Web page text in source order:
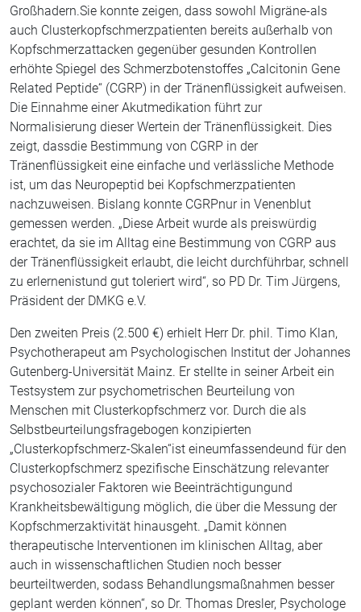
Großhadern.Sie konnte zeigen, dass sowohl Migräne-als
auch Clusterkopfschmerzpatienten bereits außerhalb von
Kopfschmerzattacken gegenüber gesunden Kontrollen
erhöhte Spiegel des Schmerzbotenstoffes „Calcitonin Gene
Related Peptide“ (CGRP) in der Tränenflüssigkeit aufweisen.
Die Einnahme einer Akutmedikation führt zur
Normalisierung dieser Wertein der Tränenflüssigkeit. Dies
zeigt, dassdie Bestimmung von CGRP in der
Tränenflüssigkeit eine einfache und verlässliche Methode
ist, um das Neuropeptid bei Kopfschmerzpatienten
nachzuweisen. Bislang konnte CGRPnur in Venenblut
gemessen werden. „Diese Arbeit wurde als preiswürdig
erachtet, da sie im Alltag eine Bestimmung von CGRP aus
der Tränenflüssigkeit erlaubt, die leicht durchführbar, schnell
zu erlernenistund gut toleriert wird“, so PD Dr. Tim Jürgens,
Präsident der DMKG e.V.
Den zweiten Preis (2.500 €) erhielt Herr Dr. phil. Timo Klan,
Psychotherapeut am Psychologischen Institut der Johannes
Gutenberg-Universität Mainz. Er stellte in seiner Arbeit ein
Testsystem zur psychometrischen Beurteilung von
Menschen mit Clusterkopfschmerz vor. Durch die als
Selbstbeurteilungsfragebogen konzipierten
„Clusterkopfschmerz-Skalen“ist eineumfassendeund für den
Clusterkopfschmerz spezifische Einschätzung relevanter
psychosozialer Faktoren wie Beeinträchtigungund
Krankheitsbewältigung möglich, die über die Messung der
Kopfschmerzaktivität hinausgeht. „Damit können
therapeutische Interventionen im klinischen Alltag, aber
auch in wissenschaftlichen Studien noch besser
beurteiltwerden, sodass Behandlungsmaßnahmen besser
geplant werden können“, so Dr. Thomas Dresler, Psychologe